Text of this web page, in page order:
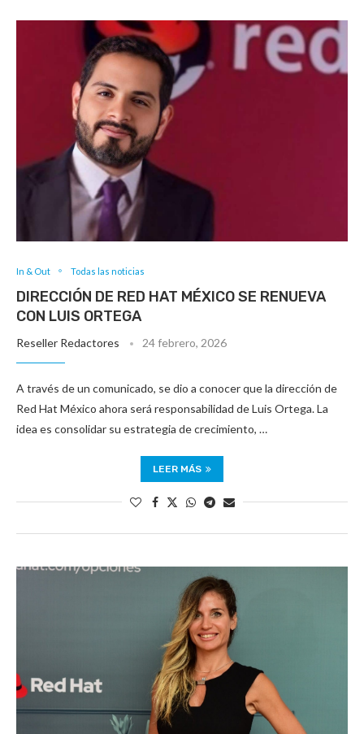
In & Out Todas las noticias
DIRECCIÓN DE RED HAT MÉXICO SE RENUEVA
CON LUIS ORTEGA
Reseller Redactores 24 febrero, 2026
A través de un comunicado, se dio a conocer que la dirección de
Red Hat México ahora será responsabilidad de Luis Ortega. La
idea es consolidar su estrategia de crecimiento, …
LEER MÁS